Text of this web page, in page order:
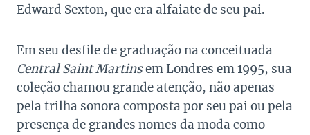
Edward Sexton, que era alfaiate de seu pai.
Em seu desfile de graduação na conceituada
Central Saint Martinsem Londres em 1995, sua
coleção chamou grande atenção, não apenas
pela trilha sonora composta por seu pai ou pela
presença de grandes nomes da moda como